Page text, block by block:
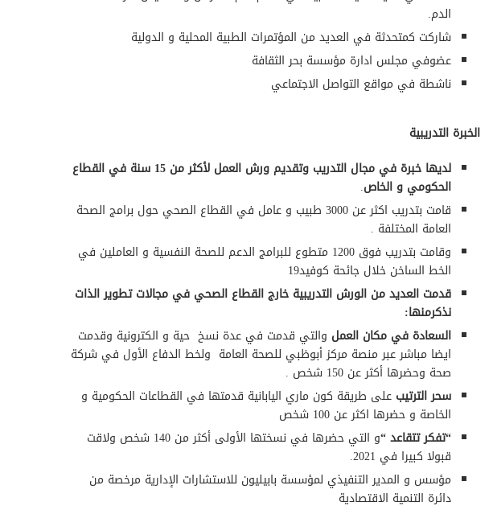
الدم.
شاركت كمتحدثة في العديد من المؤتمرات الطبية المحلية و الدولية
عضوفي مجلس ادارة مؤسسة بحر الثقافة
ناشطة في مواقع التواصل الاجتماعي
الخبرة التدريبية
لديها خبرة في مجال التدريب وتقديم ورش العمل لأكثر من 15 سنة في القطاع
الحكومي و الخاص.
قامت بتدريب اكثر عن 3000 طبيب و عامل في القطاع الصحي حول برامج الصحة
العامة المختلفة .
وقامت بتدريب فوق 1200 متطوع للبرامج الدعم للصحة النفسية و العاملين في
الخط الساخن خلال جائحة كوفيد19
قدمت العديد من الورش التدريبية خارج القطاع الصحي في مجالات تطوير الذات
نذكرمنها:
السعادة في مكان العمل والتي قدمت في عدة نسخ حية و الكترونية وقدمت
ايضا مباشر عبر منصة مركز أبوظبي للصحة العامة ولخط الدفاع الأول في شركة
صحة وحضرها أكثر عن 150 شخص .
سحر الترتيبعلى طريقة كون ماري اليابانية قدمتها في القطاعات الحكومية و
الخاصة و حضرها اكثر عن 100 شخص
“تفكر تتقاعد “
و التي حضرها في نسختها الأولى أكثر من 140 شخص ولاقت
قبولا كبيرا في 2021.
مؤسس و المدير التنفيذي لمؤسسة بابيليون للاستشارات الإدارية مرخصة من
دائرة التنمية الاقتصادية